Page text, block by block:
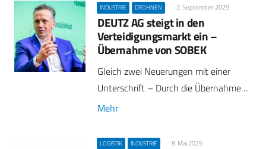
INDUSTRIE DROHNEN 2. September 2025
DEUTZ AG steigt in den
Verteidigungsmarkt ein –
Übernahme von SOBEK
Gleich zwei Neuerungen mit einer
Unterschrift – Durch die Übernahme…
Mehr
LOGISTIK INDUSTRIE 8. Mai 2025